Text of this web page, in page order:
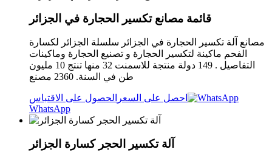
قائمة مصانع تكسير الحجارة في الجزائر
مصانع آلة تكسير الحجارة في الجزائر سلسلة الجزائر لكسارة
الفحم ماكينة لتكسير الحجارة و تصنيع الحجارة وماكينات
التفاصيل . 149 دولة منتجة للاسمنت 32 منها تنتج 10 مليون
طن في السنة. 2360 مصنع
احصل على السعر الحصول على الاقتباس
WhatsApp
آلة تكسير الحجر كسارة الجزائر